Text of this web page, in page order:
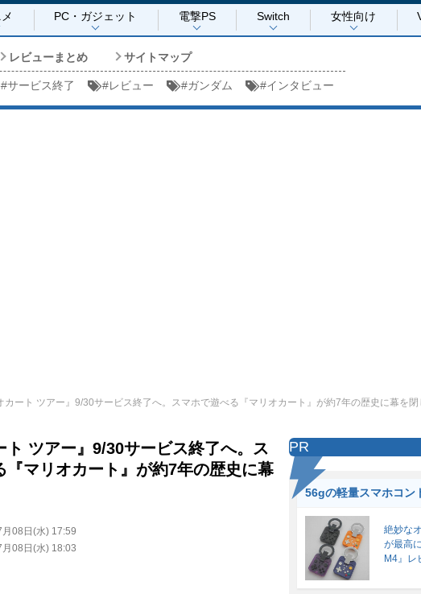
PC・ガジェット 電撃PS Switch 女性向け
レビューまとめ サイトマップ
#サービス終了 #レビュー #ガンダム #インタビュー
カート ツアー』9/30サービス終了へ。スマホで遊べる『マリオカート』が約7年の歴史に幕を閉
ト ツアー』9/30サービス終了へ。ス
『マリオカート』が約7年の歴史に幕
08日(水) 17:59
08日(水) 18:03
PR
56gの軽量スマホコン
絶妙な
が最高
M4』レ